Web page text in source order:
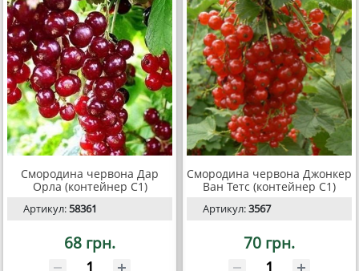
Смородина червона Дар
Орла (контейнер С1)
Артикул:58361
68 грн.
Смородина червона Джонкер
Ван Тетс (контейнер С1)
Артикул:3567
70 грн.